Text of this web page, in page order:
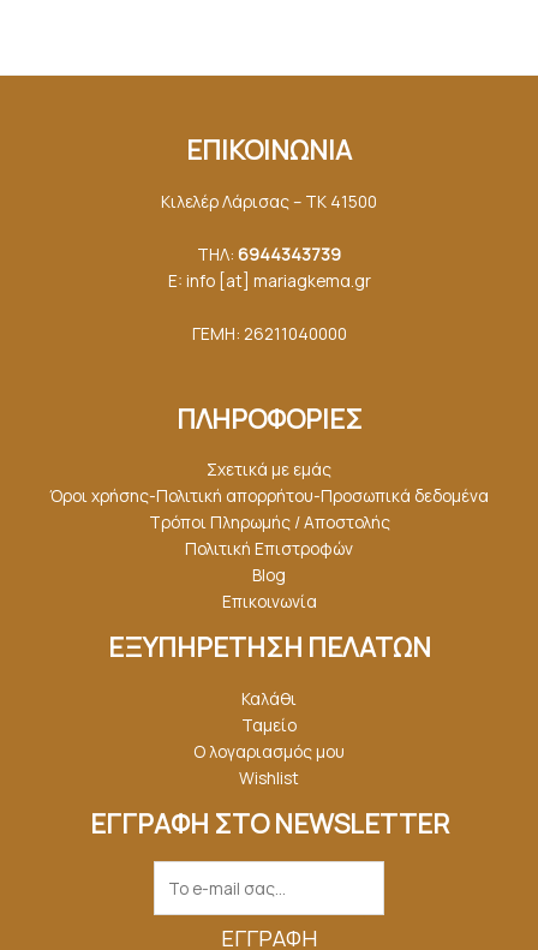
ΕΠΙΚΟΙΝΩΝΙΑ
Κιλελέρ Λάρισας – ΤΚ 41500
ΤΗΛ: 6944343739
E: info [at] mariagkemα.gr
ΓΕΜΗ: 26211040000
ΠΛΗΡΟΦΟΡΙΕΣ
Σχετικά με εμάς
Όροι χρήσης-Πολιτική απορρήτου-Προσωπικά δεδομένα
Τρόποι Πληρωμής / Αποστολής
Πολιτική Επιστροφών
Blog
Επικοινωνία
ΕΞΥΠΗΡΕΤΗΣΗ ΠΕΛΑΤΩΝ
Καλάθι
Ταμείο
Ο λογαριασμός μου
Wishlist
ΕΓΓΡΑΦΗ ΣΤΟ NEWSLETTER
ΕΓΓΡΑΦΉ